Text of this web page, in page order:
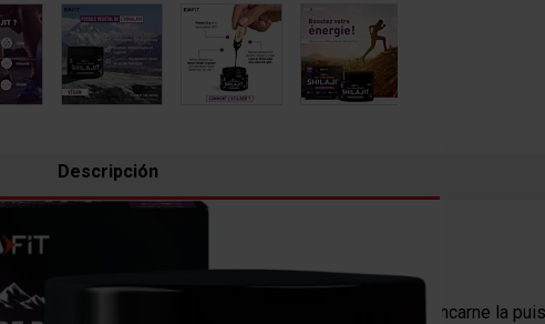
larger imageView larger imageView larger imageView larger image
Descripción
DE LA PERFORMANCE SPORTIVE
de l’Himalaya incarne la